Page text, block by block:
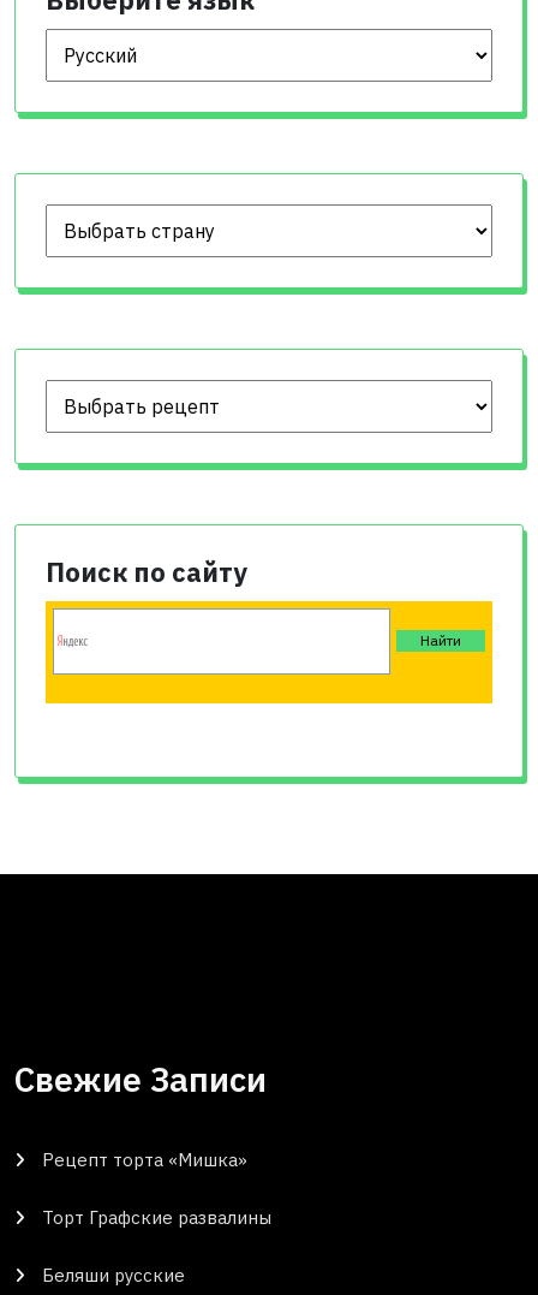
Выберите язык
Поиск по сайту
Свежие Записи
Рецепт торта «Мишка»
Торт Графские развалины
Беляши русские